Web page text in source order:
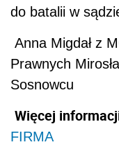
do batalii w
Anna Migdał z
Prawnych
Sosnowcu
Więcej
FIRMA